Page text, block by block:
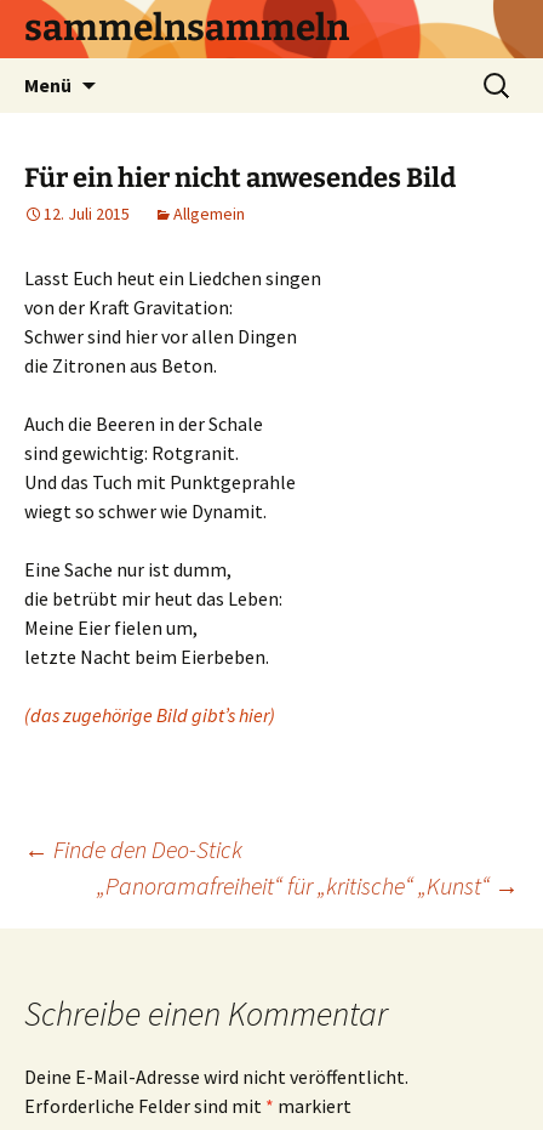
sammelnsammeln
Menü
Suchen
nach:
Für ein hier nicht anwesendes Bild
12. Juli 2015 Allgemein
Lasst Euch heut ein Liedchen singen
von der Kraft Gravitation:
Schwer sind hier vor allen Dingen
die Zitronen aus Beton.
Auch die Beeren in der Schale
sind gewichtig: Rotgranit.
Und das Tuch mit Punktgeprahle
wiegt so schwer wie Dynamit.
Eine Sache nur ist dumm,
die betrübt mir heut das Leben:
Meine Eier fielen um,
letzte Nacht beim Eierbeben.
(das zugehörige Bild gibt’s hier)
Beitrags-
Navigation
← Finde den Deo-Stick
„Panoramafreiheit“ für „kritische“ „Kunst“ →
Schreibe einen Kommentar
Deine E-Mail-Adresse wird nicht veröffentlicht.
Erforderliche Felder sind mit * markiert